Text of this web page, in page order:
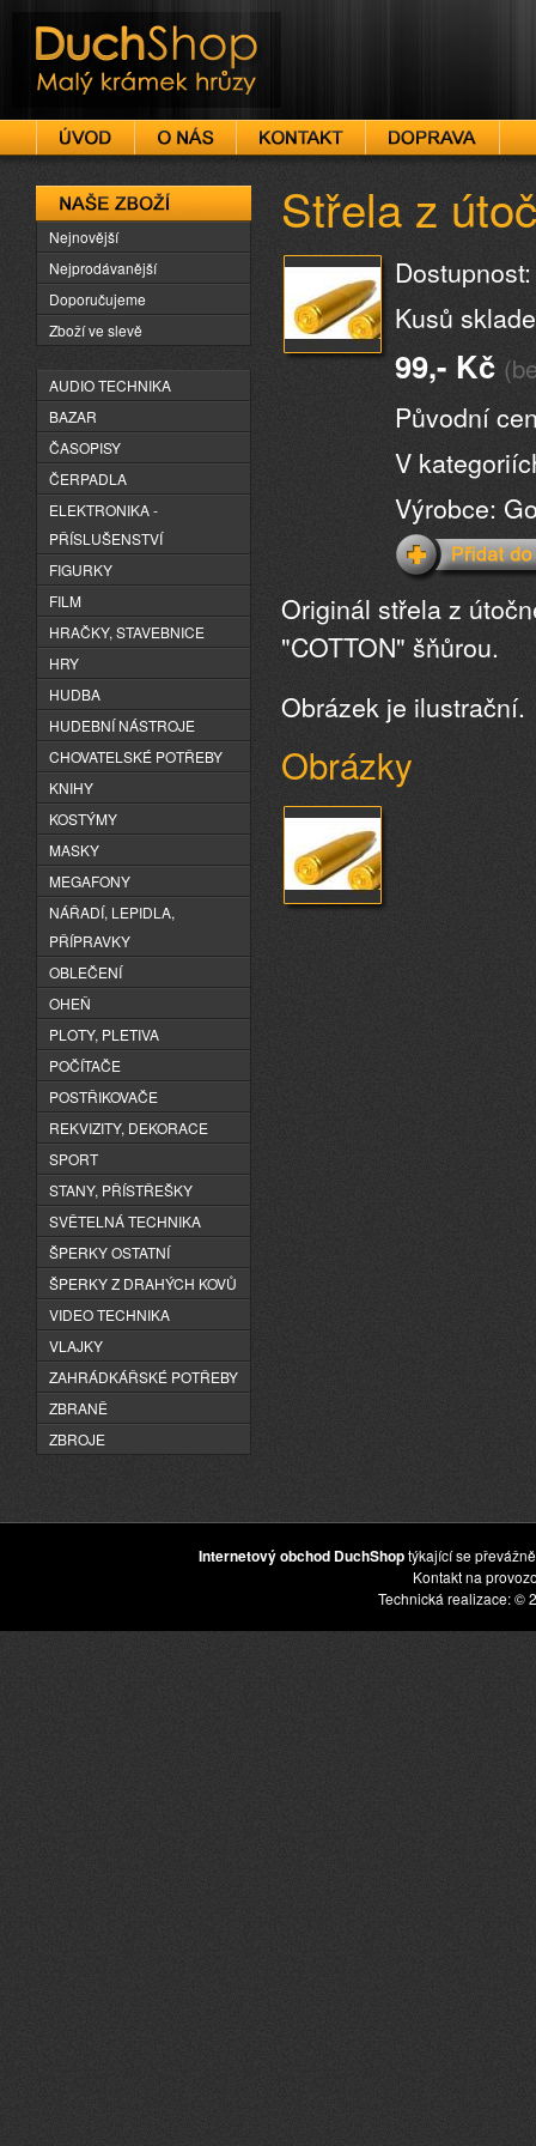
DuchShop
Střela z
Kusů
99,- Kč
Původní
V
Výrobce:
Originál střela z
"COTTON" šňůrou.
Obrázek je ilustrační.
Obrázky
Naše zboží
Nejnovější
Nejprodávanější
Doporučujeme
Zboží ve slevě
AUDIO TECHNIKA
BAZAR
ČASOPISY
ČERPADLA
ELEKTRONIKA -
PŘÍSLUŠENSTVÍ
FIGURKY
FILM
HRAČKY, STAVEBNICE
HRY
HUDBA
HUDEBNÍ NÁSTROJE
CHOVATELSKÉ POTŘEBY
KNIHY
KOSTÝMY
MASKY
MEGAFONY
NÁŘADÍ, LEPIDLA,
PŘÍPRAVKY
OBLEČENÍ
OHEŇ
PLOTY, PLETIVA
POČÍTAČE
POSTŘIKOVAČE
REKVIZITY, DEKORACE
SPORT
STANY, PŘÍSTŘEŠKY
SVĚTELNÁ TECHNIKA
ŠPERKY OSTATNÍ
ŠPERKY Z DRAHÝCH KOVŮ
VIDEO TECHNIKA
VLAJKY
ZAHRÁDKÁŘSKÉ POTŘEBY
ZBRANĚ
ZBROJE
Internetový obchod DuchShoptýkající se
Kontakt na
Technická realizace: ©